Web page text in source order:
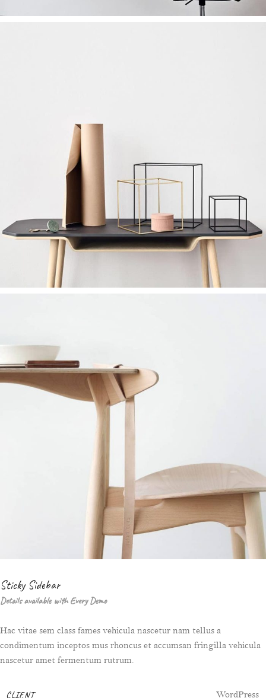
Sticky Sidebar
Details available with Every Demo
Hac vitae sem class fames vehicula nascetur nam tellus a
condimentum inceptos mus rhoncus et accumsan fringilla vehicula
nascetur amet fermentum rutrum.
CLIENT WordPress